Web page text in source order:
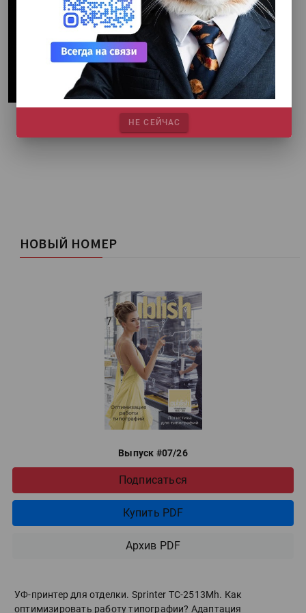
НОВЫЙ НОМЕР
Выпуск #07/26
Подписаться
Купить PDF
Архив PDF
УФ-принтер для отделки. Sprinter ТС-2513Mh. Как
оптимизировать работу типографии? Адаптация
НЕ СЕЙЧАС